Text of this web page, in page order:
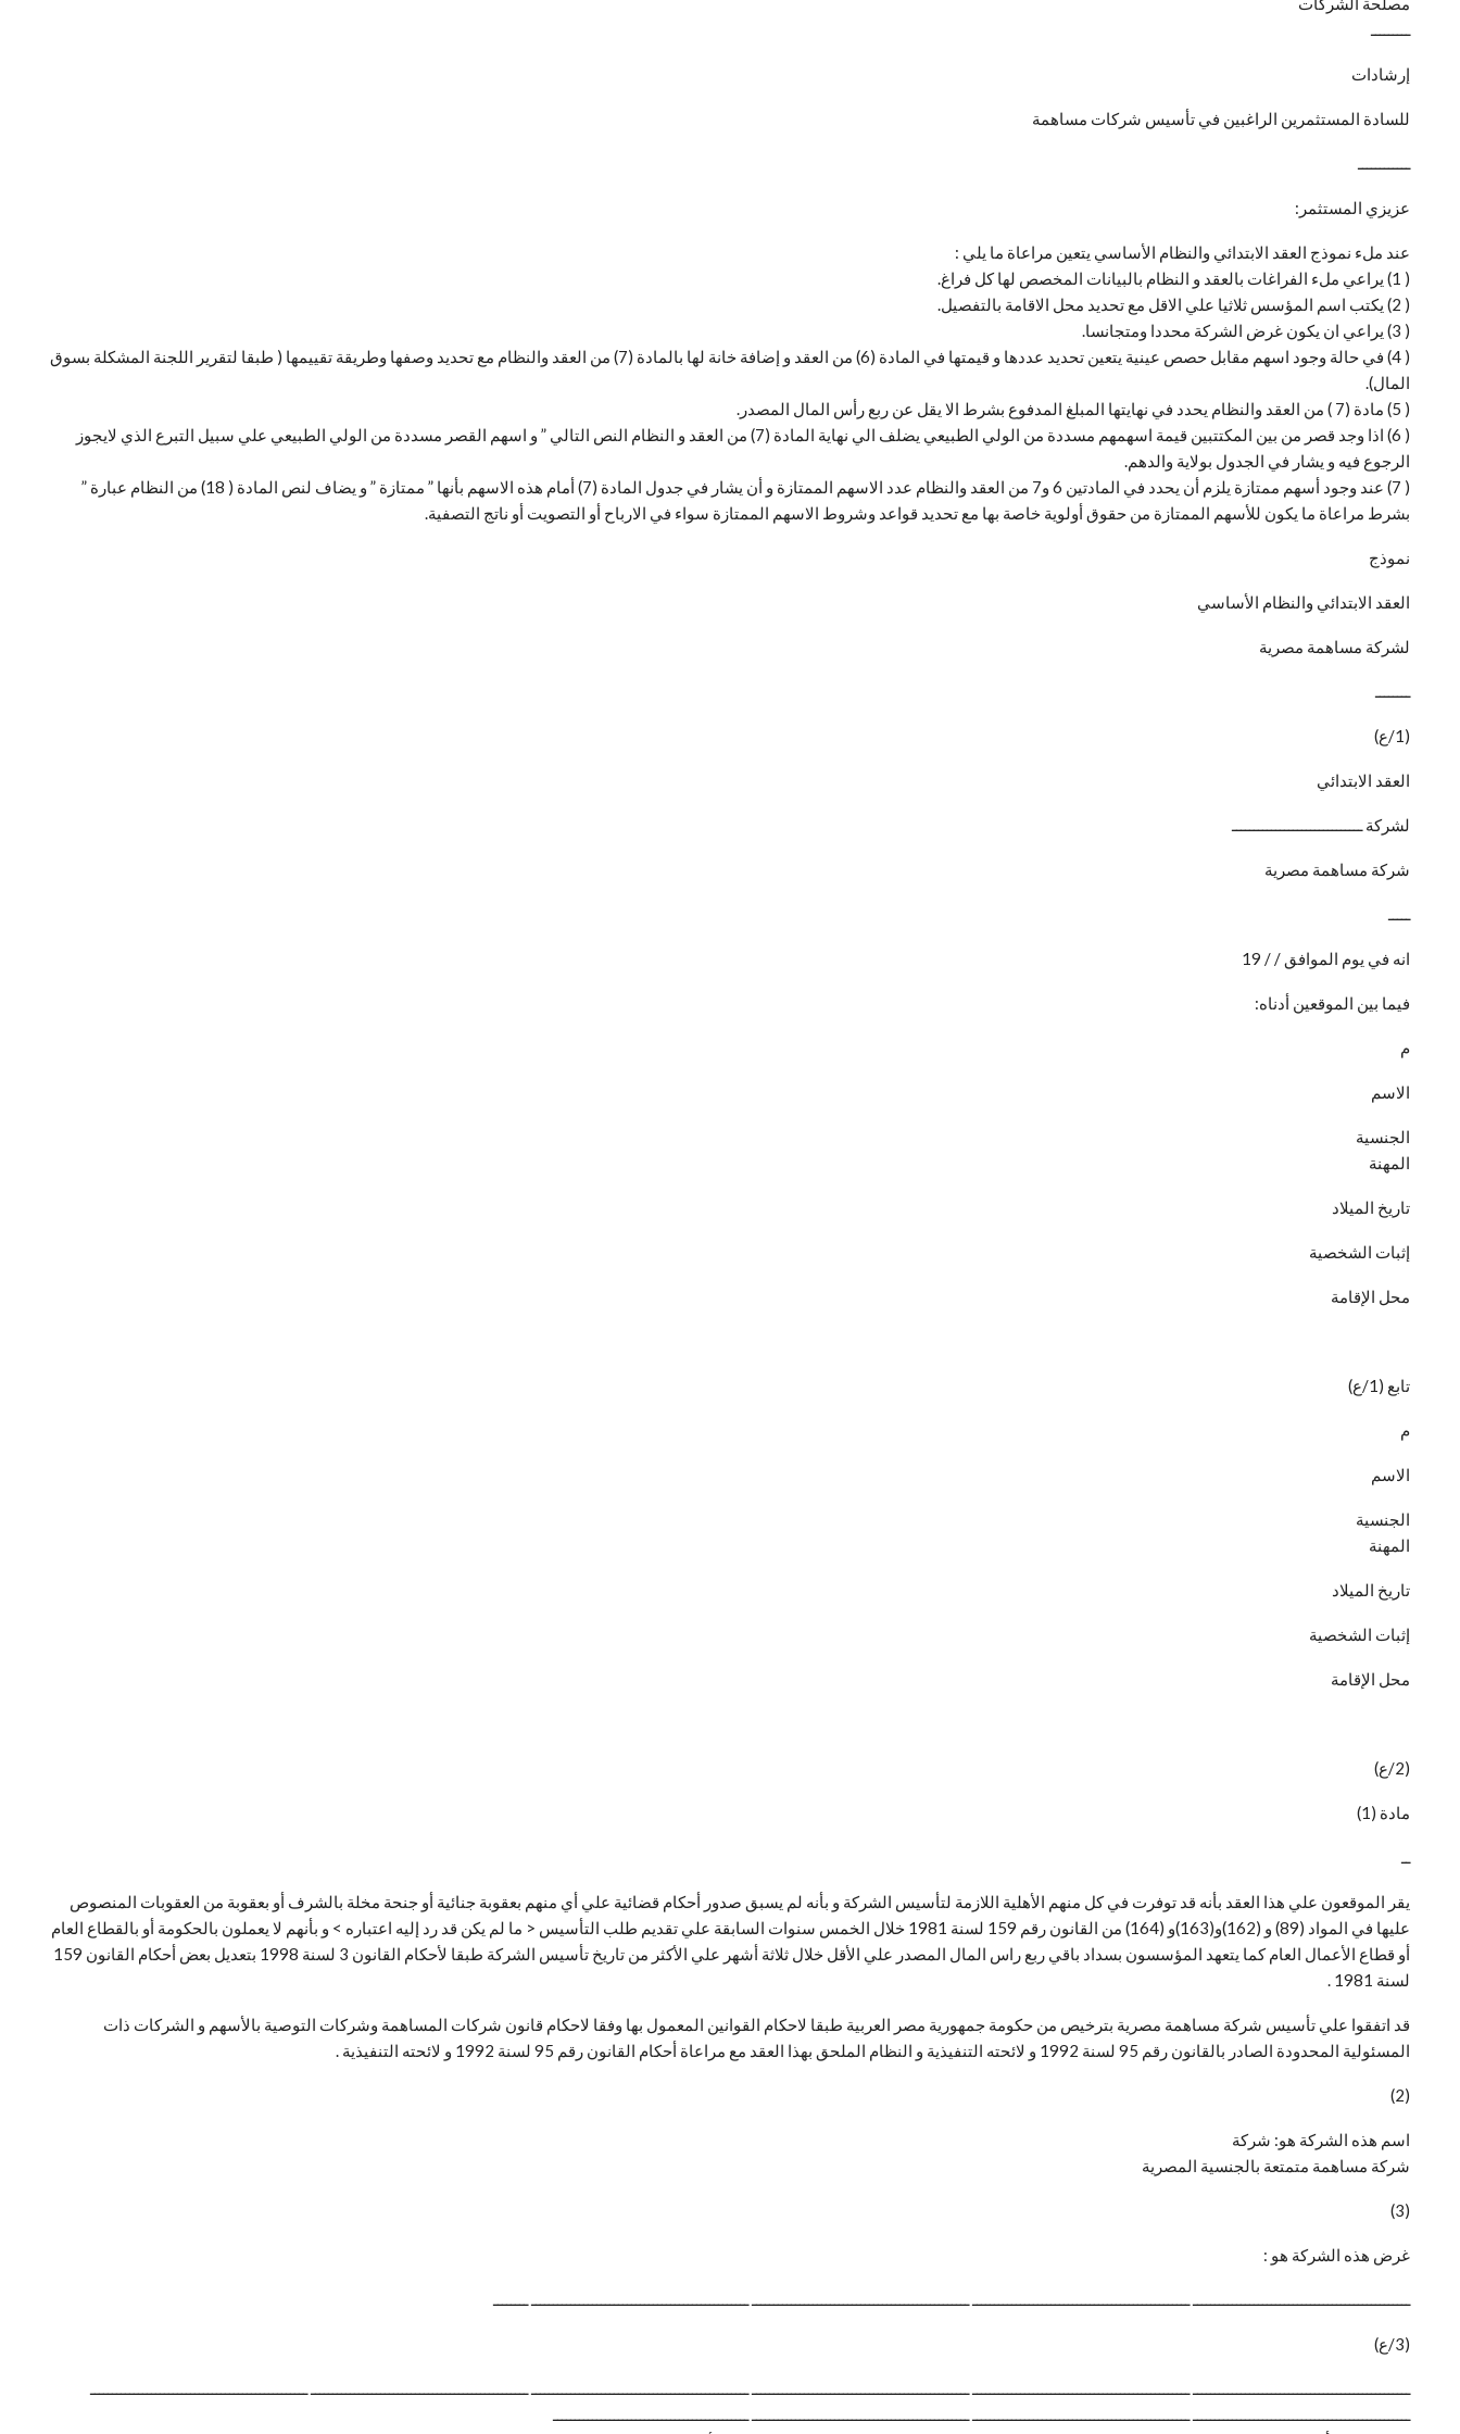
ـــــــــ
إرشادات
للسادة المستثمرين الراغبين في تأسيس شركات مساهمة
ــــــــــــ
عزيزي المستثمر:
عند ملء نموذج العقد الابتدائي والنظام الأساسي يتعين مراعاة ما يلي :
( 1) يراعي ملء الفراغات بالعقد و النظام بالبيانات المخصص لها كل فراغ.
( 2) يكتب اسم المؤسس ثلاثيا علي الاقل مع تحديد محل الاقامة بالتفصيل.
( 3) يراعي ان يكون غرض الشركة محددا ومتجانسا.
( 4) في حالة وجود اسهم مقابل حصص عينية يتعين تحديد عددها و قيمتها في المادة (6) من العقد و إضافة خانة لها بالمادة (7) من العقد والنظام مع تحديد وصفها وطريقة تقييمها ( طبقا لتقرير اللجنة المشكلة بسوق
المال).
( 5) مادة (7 ) من العقد والنظام يحدد في نهايتها المبلغ المدفوع بشرط الا يقل عن ربع رأس المال المصدر.
( 6) اذا وجد قصر من بين المكتتبين قيمة اسهمهم مسددة من الولي الطبيعي يضلف الي نهاية المادة (7) من العقد و النظام النص التالي ” و اسهم القصر مسددة من الولي الطبيعي علي سبيل التبرع الذي لايجوز
الرجوع فيه و يشار في الجدول بولاية والدهم.
( 7) عند وجود أسهم ممتازة يلزم أن يحدد في المادتين 6 و7 من العقد والنظام عدد الاسهم الممتازة و أن يشار في جدول المادة (7) أمام هذه الاسهم بأنها ” ممتازة ” و يضاف لنص المادة ( 18) من النظام عبارة ”
بشرط مراعاة ما يكون للأسهم الممتازة من حقوق أولوية خاصة بها مع تحديد قواعد وشروط الاسهم الممتازة سواء في الارباح أو التصويت أو ناتج التصفية.
نموذج
العقد الابتدائي والنظام الأساسي
لشركة مساهمة مصرية
ــــــــ
(1/ع)
العقد الابتدائي
لشركة ــــــــــــــــــــــــــــــ
شركة مساهمة مصرية
ـــــ
انه في يوم الموافق / / 19
فيما بين الموقعين أدناه:
م
الاسم
الجنسية
المهنة
تاريخ الميلاد
إثبات الشخصية
محل الإقامة
تابع (1/ع)
م
الاسم
الجنسية
المهنة
تاريخ الميلاد
إثبات الشخصية
محل الإقامة
(2/ع)
مادة (1)
ــ
يقر الموقعون علي هذا العقد بأنه قد توفرت في كل منهم الأهلية اللازمة لتأسيس الشركة و بأنه لم يسبق صدور أحكام قضائية علي أي منهم بعقوبة جنائية أو جنحة مخلة بالشرف أو بعقوبة من العقوبات المنصوص
عليها في المواد (89) و (162)و(163)و (164) من القانون رقم 159 لسنة 1981 خلال الخمس سنوات السابقة علي تقديم طلب التأسيس < ما لم يكن قد رد إليه اعتباره > و بأنهم لا يعملون بالحكومة أو بالقطاع العام
أو قطاع الأعمال العام كما يتعهد المؤسسون بسداد باقي ربع راس المال المصدر علي الأقل خلال ثلاثة أشهر علي الأكثر من تاريخ تأسيس الشركة طبقا لأحكام القانون 3 لسنة 1998 بتعديل بعض أحكام القانون 159
لسنة 1981 .
قد اتفقوا علي تأسيس شركة مساهمة مصرية بترخيص من حكومة جمهورية مصر العربية طبقا لاحكام القوانين المعمول بها وفقا لاحكام قانون شركات المساهمة وشركات التوصية بالأسهم و الشركات ذات
المسئولية المحدودة الصادر بالقانون رقم 95 لسنة 1992 و لائحته التنفيذية و النظام الملحق بهذا العقد مع مراعاة أحكام القانون رقم 95 لسنة 1992 و لائحته التنفيذية .
(2)
اسم هذه الشركة هو: شركة
شركة مساهمة متمتعة بالجنسية المصرية
(3)
غرض هذه الشركة هو :
ــــــــــــــــــــــــــــــــــــــــــــــــــ ــــــــــــــــــــــــــــــــــــــــــــــــــ ــــــــــــــــــــــــــــــــــــــــــــــــــ ــــــــــــــــــــــــــــــــــــــــــــــــــ ــــــــ
(3/ع)
ــــــــــــــــــــــــــــــــــــــــــــــــــ ــــــــــــــــــــــــــــــــــــــــــــــــــ ــــــــــــــــــــــــــــــــــــــــــــــــــ ــــــــــــــــــــــــــــــــــــــــــــــــــ ــــــــــــــــــــــــــــــــــــــــــــــــــ ــــــــــــــــــــــــــــــــــــــــــــــــــ
ــــــــــــــــــــــــــــــــــــــــــــــــــ ــــــــــــــــــــــــــــــــــــــــــــــــــ ــــــــــــــــــــــــــــــــــــــــــــــــــ ـــــــــــــــــــــــــــــــــــــــــــــ